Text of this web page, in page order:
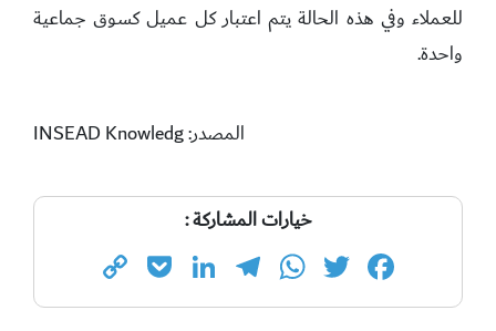
للعملاء وفي هذه الحالة يتم اعتبار كل عميل كسوق جماعية
واحدة.
المصدر: INSEAD Knowledg
خيارات المشاركة :
Facebook
Twitter
WhatsApp
Telegram
LinkedIn
Pocket
Link